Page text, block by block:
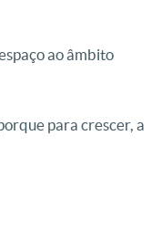
ao âmbito
para crescer, a